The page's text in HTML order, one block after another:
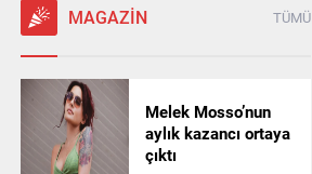
MAGAZİN TÜMÜ
Melek Mosso’nun
aylık kazancı ortaya
çıktı